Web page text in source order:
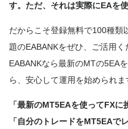
す。ただ、それは実際にEAを
だからこそ登録無料で100種類
題のEABANKをぜひ、ご活用く
EABANKなら最新のMTの5EA
ら、安心して運用を始められま
「最新のMT5EAを使ってFXに
「自分のトレードをMT5EAで